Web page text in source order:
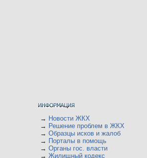
→ Новости ЖКХ
→ Решение проблем в ЖКХ
→ Образцы исков и жалоб
→ Порталы в помощь
→ Органы гос. власти
→ Жилищный кодекс